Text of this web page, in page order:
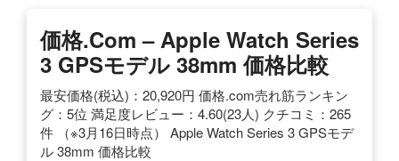
価格.com – Apple Watch Series
3 GPSモデル 38mm 価格比較
最安価格(税込)：20,920円 価格.com売れ筋ランキン
グ：5位 満足度レビュー：4.60(23人) クチコミ：265
件 （※3月16日時点） Apple Watch Series 3 GPSモデ
ル 38mm 価格比較